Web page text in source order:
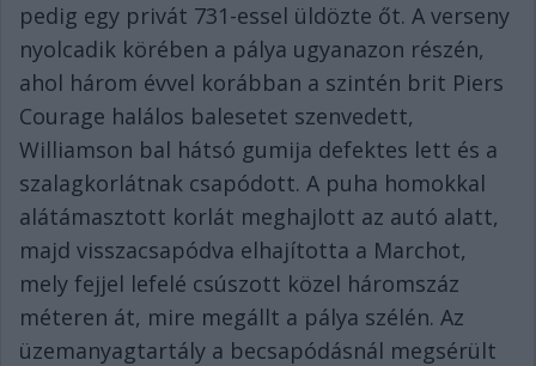
pedig egy privát 731-essel üldözte őt. A verseny
nyolcadik körében a pálya ugyanazon részén,
ahol három évvel korábban a szintén brit Piers
Courage halálos balesetet szenvedett,
Williamson bal hátsó gumija defektes lett és a
szalagkorlátnak csapódott. A puha homokkal
alátámasztott korlát meghajlott az autó alatt,
majd visszacsapódva elhajította a Marchot,
mely fejjel lefelé csúszott közel háromszáz
méteren át, mire megállt a pálya szélén. Az
üzemanyagtartály a becsapódásnál megsérült